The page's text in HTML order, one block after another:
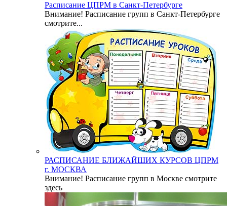
Расписание ЦПРМ в Санкт-Петербурге
Внимание! Расписание групп в Санкт-Петербурге
смотрите...
РАСПИСАНИЕ БЛИЖАЙШИХ КУРСОВ ЦПРМ
г. МОСКВА
Внимание! Расписание групп в Москве смотрите
здесь